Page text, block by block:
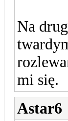
Na
mi się.
Astar6